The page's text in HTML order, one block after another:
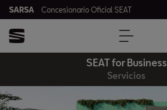
SARSA Concesionario Oficial SEAT
SEAT for Business
Servicios